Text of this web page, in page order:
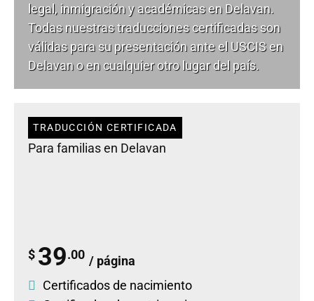
legal, inmigración y académicas en Delavan.
Todas nuestras traducciones certificadas son
válidas para su presentación ante el USCIS en
Delavan o en cualquier otro lugar del país.
TRADUCCIÓN CERTIFICADA
Para familias en Delavan
$ 39.00 / página
Certificados de nacimiento